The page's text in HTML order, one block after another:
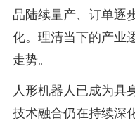
品陆续量产、订单逐
化。理清当下的产业
走势。
人形机器人已成为具
技术融合仍在持续深